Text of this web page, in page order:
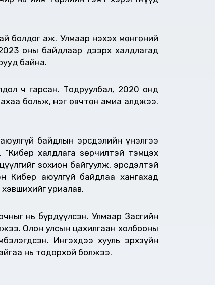
болдог аж. Улмаар нэхэх мөнгөний
оны байдлаар дээрх халдлагад
байна.
ч гарсан. Тодруулбал, 2020 онд
больж, нэг өвчтөн амиа алджээ.
байдлын эрсдэлийн үнэлгээ
халдлага зөрчилтэй тэмцэх
зохион байгуулж, эрсдэлтэй
Кибер аюулгүй байдлаа хангахад
уриалав.
нь бүрдүүлсэн. Улмаар Засгийн
Олон улсын цахилгаан холбооны
Ингэхдээ хууль эрхзүйн
нь тодорхой болжээ.